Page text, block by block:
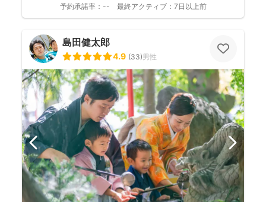
予約承諾率： -- 最終アクティブ： 7日以上前
島田健太郎
4.9 (33)男性